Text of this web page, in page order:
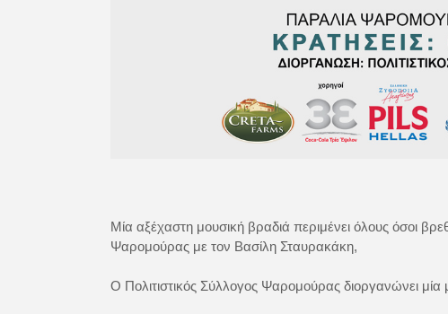
Μία αξέχαστη μουσική βραδιά περιμένει όλους όσοι
Ψαρομούρας με τον Βασίλη Σταυρακάκη,
Ο Πολιτιστικός Σύλλογος Ψαρομούρας διοργανώνει